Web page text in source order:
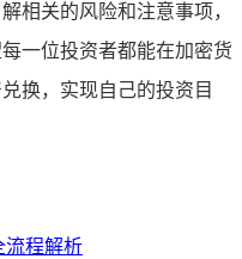
相关的风险和注意事项，
一位投资者都能在加密货
换，实现自己的投资目
流程解析